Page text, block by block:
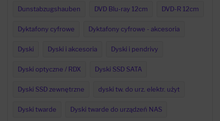
Dunstabzugshauben DVD Blu-ray 12cm DVD-R 12cm
Dyktafony cyfrowe Dyktafony cyfrowe - akcesoria
Dyski Dyski i akcesoria Dyski i pendrivy
Dyski optyczne / RDX Dyski SSD SATA
Dyski SSD zewnętrzne dyski tw. do urz. elektr. użyt
Dyski twarde Dyski twarde do urządzeń NAS